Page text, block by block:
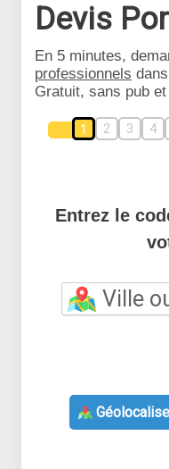
Devis
En 5 minutes,
professionnels
Gratuit, sans pub
1 2 3 4
Entrez le